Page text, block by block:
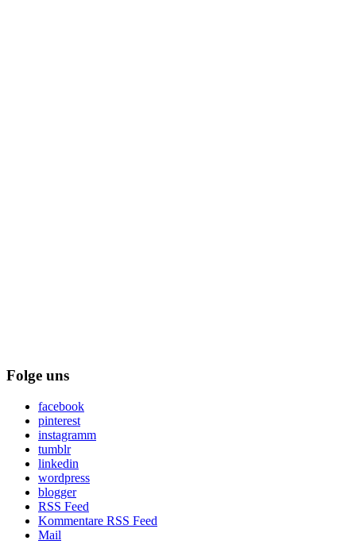
Folge uns
facebook
pinterest
instagramm
tumblr
linkedin
wordpress
blogger
RSS Feed
Kommentare RSS Feed
Mail